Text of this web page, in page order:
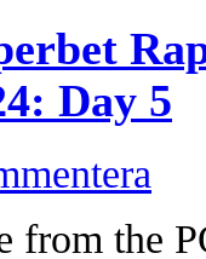
Day 5
from the